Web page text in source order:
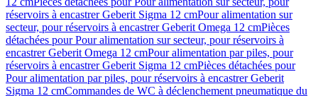
réservoirs à encastrer Geberit Sigma 12 cmPour alimentation sur
secteur, pour réservoirs à encastrer Geberit Omega 12 cmPièces
détachées pour Pour alimentation sur secteur, pour réservoirs à
encastrer Geberit Omega 12 cmPour alimentation par piles, pour
réservoirs à encastrer Geberit Sigma 12 cmPièces détachées pour
Pour alimentation par piles, pour réservoirs à encastrer Geberit
Sigma 12 cmCommandes de WC à déclenchement pneumatique du